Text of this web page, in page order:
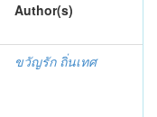
Author(s)
ขวัญรัก ถิ่นเทศ